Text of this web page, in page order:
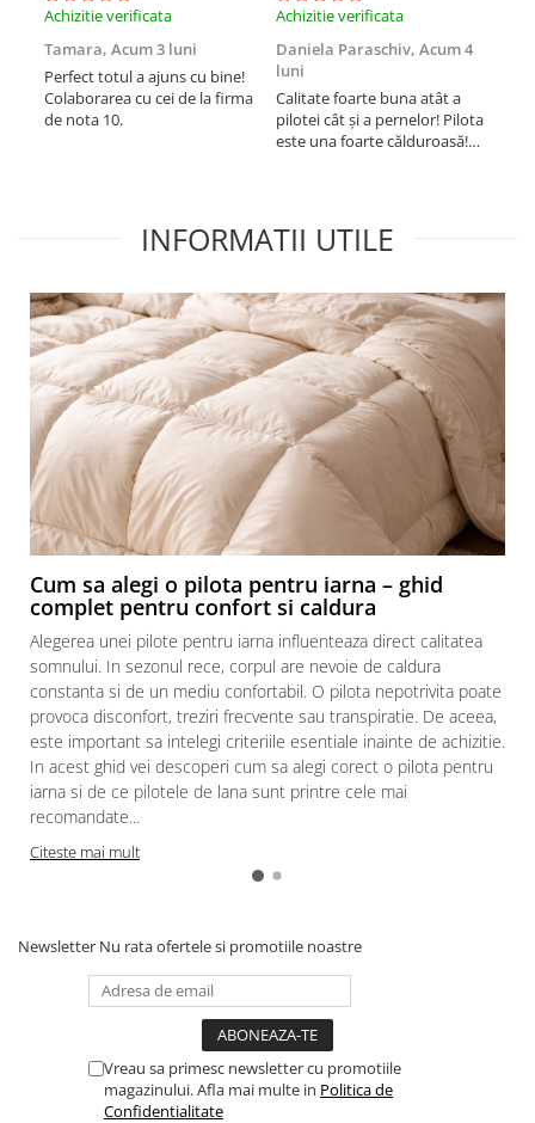
Achizitie verificata
Tamara, Acum 3 luni
Perfect totul a ajuns cu bine!
Colaborarea cu cei de la firma
de nota 10.
Achizitie verificata
Daniela Paraschiv, Acum 4
luni
Calitate foarte buna atât a
pilotei cât și a pernelor! Pilota
este una foarte călduroasă!
INFORMATII UTILE
Cum sa alegi o pilota pentru iarna – ghid
complet pentru confort si caldura
Alegerea unei pilote pentru iarna influenteaza direct calitatea
somnului. In sezonul rece, corpul are nevoie de caldura
constanta si de un mediu confortabil. O pilota nepotrivita poate
provoca disconfort, treziri frecvente sau transpiratie. De aceea,
este important sa intelegi criteriile esentiale inainte de achizitie.
In acest ghid vei descoperi cum sa alegi corect o pilota pentru
iarna si de ce pilotele de lana sunt printre cele mai
recomandate...
Citeste mai mult
Newsletter Nu rata ofertele si promotiile noastre
Vreau sa primesc newsletter cu promotiile
magazinului. Afla mai multe in Politica de
Confidentialitate